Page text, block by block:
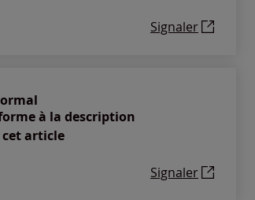
Signaler
à la description
cet article
Signaler